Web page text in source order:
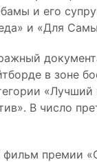
и его
и «Для
в зоне
В число
премии